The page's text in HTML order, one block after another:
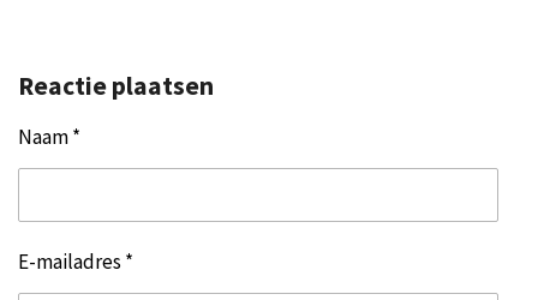
Reactie plaatsen
Naam *
E-mailadres *